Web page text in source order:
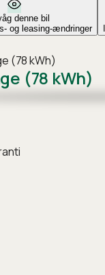
denne bil
og leasing-ændringer
(78 kWh)
(78 kWh)